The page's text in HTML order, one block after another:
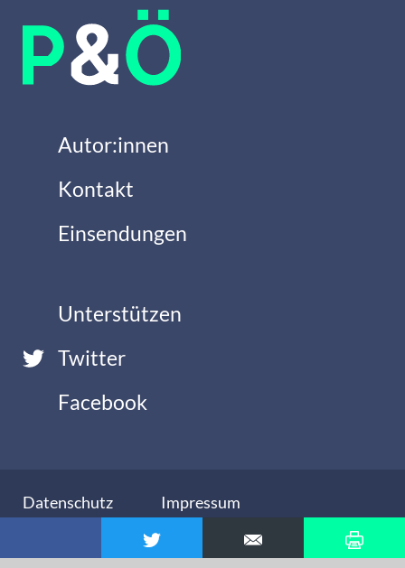
Autor:innen
Kontakt
Twitter
Unterstützen
Einsendungen
Facebook
Datenschutz Impressum